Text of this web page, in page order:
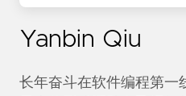
Yanbin Qiu
长年奋斗在软件编程第一